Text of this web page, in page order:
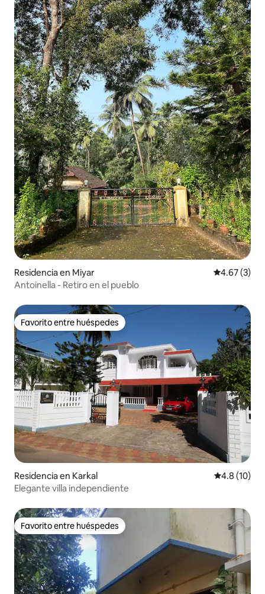
Residencia en Miyar Calificación
4.67 (3)
Antoinella - Retiro en el pueblo
Favorito entre huéspedes
Favorito entre huéspedes
Residencia en Karkal Calificación
4.8 (10)
Elegante villa independiente
Favorito entre huéspedes
Favorito entre huéspedes